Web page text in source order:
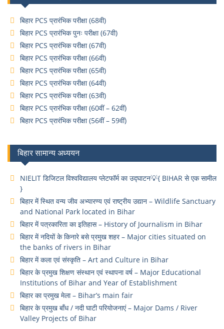
बिहार PCS प्रारंभिक परीक्षा (68वी)
बिहार PCS प्रारंभिक पुनः परीक्षा (67वी)
बिहार PCS प्रारंभिक परीक्षा (67वी)
बिहार PCS प्रारंभिक परीक्षा (66वी)
बिहार PCS प्रारंभिक परीक्षा (65वी)
बिहार PCS प्रारंभिक परीक्षा (64वी)
बिहार PCS प्रारंभिक परीक्षा (63वी)
बिहार PCS प्रारंभिक परीक्षा (60वीं – 62वीं)
बिहार PCS प्रारंभिक परीक्षा (56वीं – 59वीं)
बिहार सामान्य अध्ययन
NIELIT डिजिटल विश्वविद्यालय प्लेटफॉर्म का उद्घाटन💡{ BIHAR से एक सामील
}
बिहार में स्थित वन्य जीव अभ्यारण्य एवं राष्ट्रीय उद्यान – Wildlife Sanctuary
and National Park located in Bihar
बिहार में पत्रकारिता का इतिहास – History of Journalism in Bihar
बिहार में नदियों के किनारे बसे प्रमुख शहर – Major cities situated on
the banks of rivers in Bihar
बिहार में कला एवं संस्कृति – Art and Culture in Bihar
बिहार के प्रमुख शिक्षण संस्थान एवं स्थापना वर्ष – Major Educational
Institutions of Bihar and Year of Establishment
बिहार का प्रमुख मेला – Bihar’s main fair
बिहार के प्रमुख बाँध / नदी घाटी परियोजनाएं – Major Dams / River
Valley Projects of Bihar